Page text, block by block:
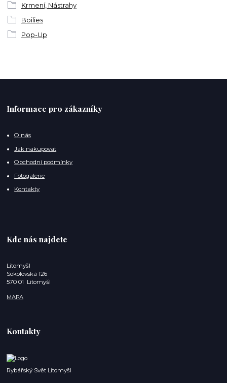
Krmení, Nástrahy
Boilies
Pop-Up
Informace pro zákazníky
O nás
Jak nakupovat
Obchodní podmínky
Fotogalerie
Kontakty
Kde nás najdete
Litomyšl
Sokolovská 126
570 01 Litomyšl
MAPA
Kontakty
Rybářský Svět Litomyšl